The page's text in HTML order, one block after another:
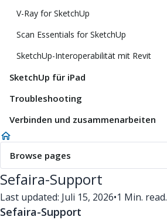
V-Ray for SketchUp
Scan Essentials for SketchUp
SketchUp-Interoperabilität mit Revit
SketchUp für iPad
Troubleshooting
Verbinden und zusammenarbeiten
Browse pages
Sefaira-Support
Last updated: Juli 15, 2026•1 Min. read.
Sefaira-Support